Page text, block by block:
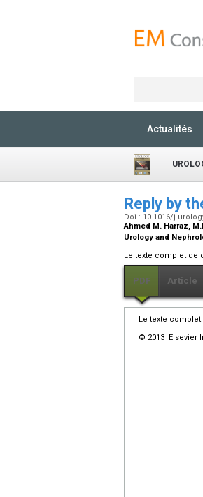
Actualités
Reply by
Doi : 10.1016/
Ahmed M. Harraz,
Urology and
Le texte complet de
PDF Article
Le texte
© 2013 Elsevier